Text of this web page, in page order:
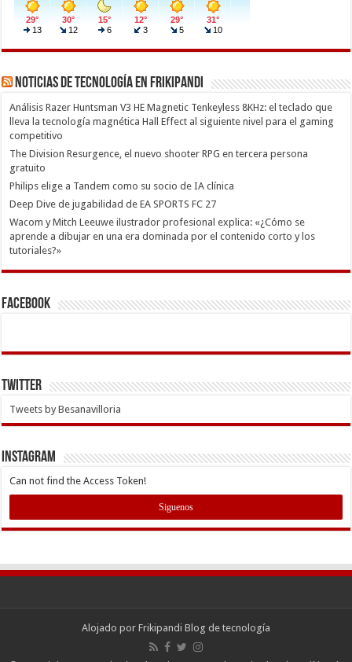
Noticias de Tecnología en Frikipandi
Análisis Razer Huntsman V3 HE Magnetic Tenkeyless 8KHz: el teclado que
lleva la tecnología magnética Hall Effect al siguiente nivel para el gaming
competitivo
The Division Resurgence, el nuevo shooter RPG en tercera persona
gratuito
Philips elige a Tandem como su socio de IA clínica
Deep Dive de jugabilidad de EA SPORTS FC 27
Wacom y Mitch Leeuwe ilustrador profesional explica: «¿Cómo se
aprende a dibujar en una era dominada por el contenido corto y los
tutoriales?»
Facebook
Twitter
Tweets by Besanavilloria
INSTAGRAM
Can not find the Access Token!
Siguenos
Alojado por Frikipandi Blog de tecnología